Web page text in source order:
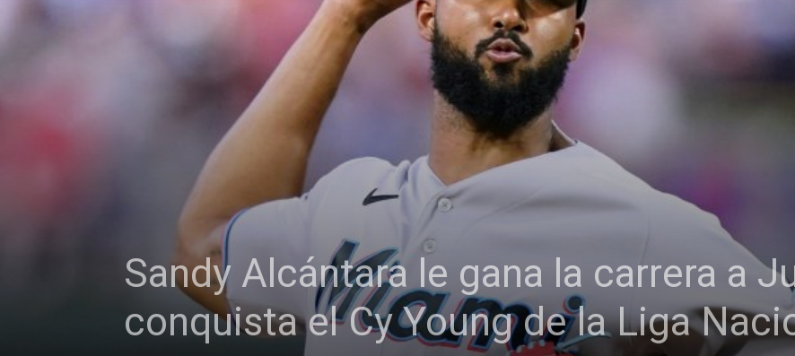
Sandy Alcántara le gana la carrera a
conquista el Cy Young de la Liga